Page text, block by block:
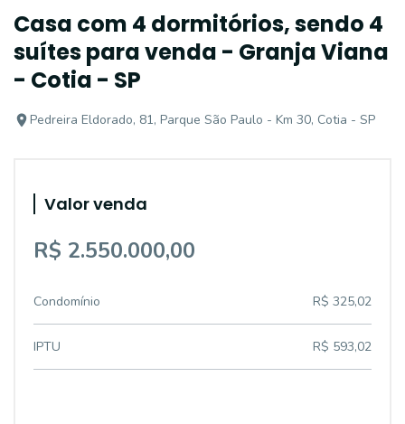
Casa com 4 dormitórios, sendo 4
suítes para venda - Granja Viana
- Cotia - SP
Pedreira Eldorado, 81, Parque São Paulo - Km 30, Cotia - SP
Valor venda
R$ 2.550.000,00
Condomínio R$ 325,02
IPTU R$ 593,02